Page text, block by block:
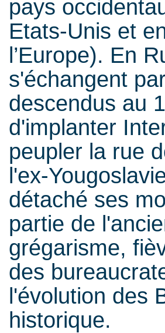
pays
Etats-Unis et
l’Europe). En
s'échangent
descendus au
d'implanter
peupler la rue
l'ex-
détaché ses
partie de
grégarisme,
des
l'évolution des
historique.